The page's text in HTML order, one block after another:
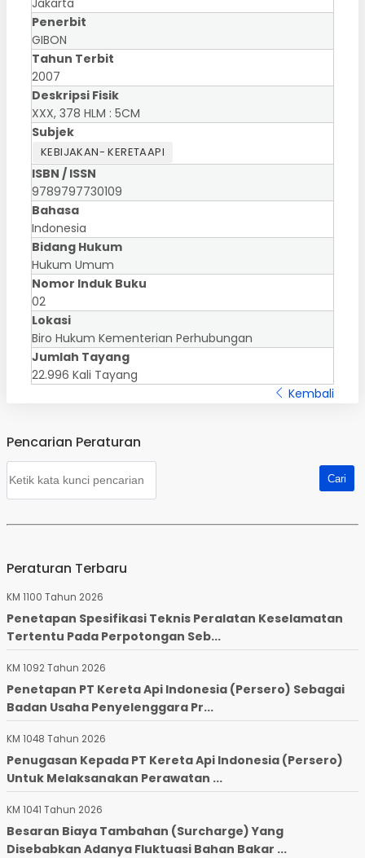
Jakarta
Penerbit
GIBON
Tahun Terbit
2007
Deskripsi Fisik
XXX, 378 HLM : 5CM
Subjek
KEBIJAKAN- KERETAAPI
ISBN / ISSN
9789797730109
Bahasa
Indonesia
Bidang Hukum
Hukum Umum
Nomor Induk Buku
02
Lokasi
Biro Hukum Kementerian Perhubungan
Jumlah Tayang
22.996 Kali Tayang
Kembali
Pencarian Peraturan
Peraturan Terbaru
KM 1100 Tahun 2026
Penetapan Spesifikasi Teknis Peralatan Keselamatan
Tertentu Pada Perpotongan Seb...
KM 1092 Tahun 2026
Penetapan PT Kereta Api Indonesia (Persero) Sebagai
Badan Usaha Penyelenggara Pr...
KM 1048 Tahun 2026
Penugasan Kepada PT Kereta Api Indonesia (Persero)
Untuk Melaksanakan Perawatan ...
KM 1041 Tahun 2026
Besaran Biaya Tambahan (Surcharge) Yang
Disebabkan Adanya Fluktuasi Bahan Bakar ...